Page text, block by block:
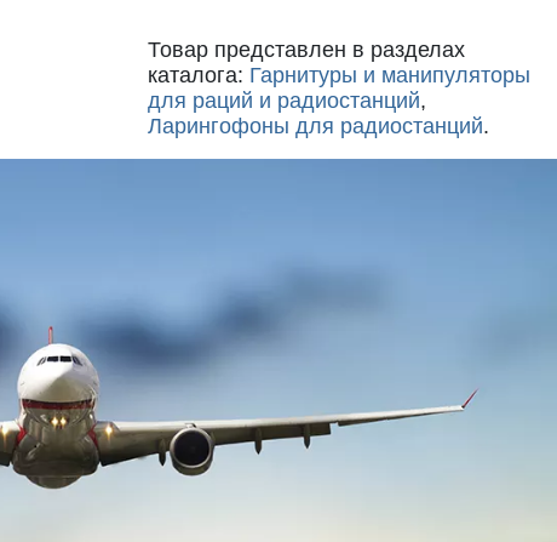
Товар представлен в разделах
каталога: Гарнитуры и манипуляторы
для раций и радиостанций,
Ларингофоны для радиостанций.